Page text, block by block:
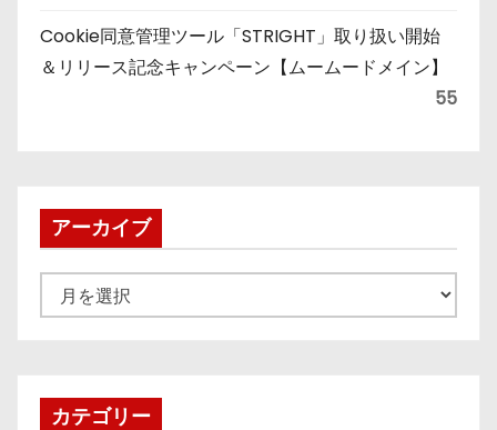
Cookie同意管理ツール「STRIGHT」取り扱い開始
＆リリース記念キャンペーン【ムームードメイン】
55
アーカイブ
ー
ブカテゴリー